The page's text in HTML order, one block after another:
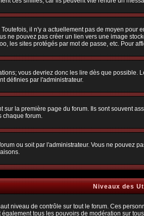
il n'y a actuellement pas de moyen
ne pouvez pas créer un lien vers une image
les sites protégés par mot de passe, etc. Pour
vous devriez donc les lire dès que
définies par l'administrateur.
la première page du forum. Ils sont souvent
chaque forum.
ou soit par l'administrateur. Vous ne
Niveaux des
niveau de contrôle sur tout le forum. Ces
tous les pouvoirs de modération sur